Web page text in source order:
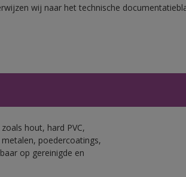
wij naar het technische
hout, hard PVC,
poedercoatings,
op gereinigde en